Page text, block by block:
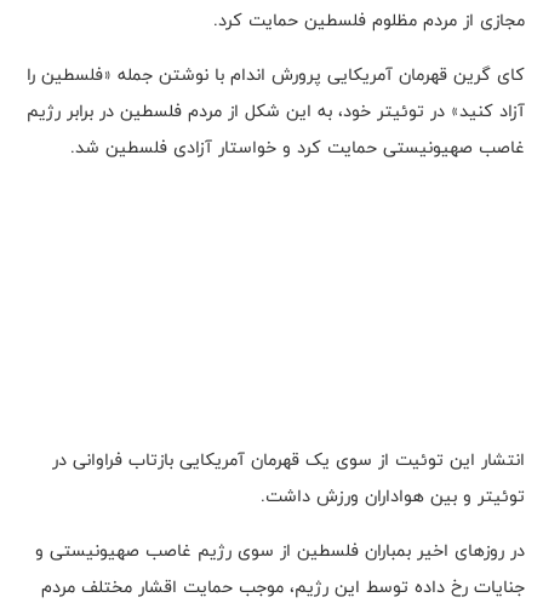
مجازی از مردم مظلوم فلسطین حمایت کرد.
کای گرین قهرمان آمریکایی پرورش اندام با نوشتن جمله «فلسطین را
آزاد کنید» در توئیتر خود، به این شکل از مردم فلسطین در برابر رژیم
غاصب صهیونیستی حمایت کرد و خواستار آزادی فلسطین شد.
انتشار این توئیت از سوی یک قهرمان آمریکایی بازتاب فراوانی در
توئیتر و بین هواداران ورزش داشت.
در روزهای اخیر بمباران فلسطین از سوی رژیم غاصب صهیونیستی و
جنایات رخ داده توسط این رژیم، موجب حمایت اقشار مختلف مردم